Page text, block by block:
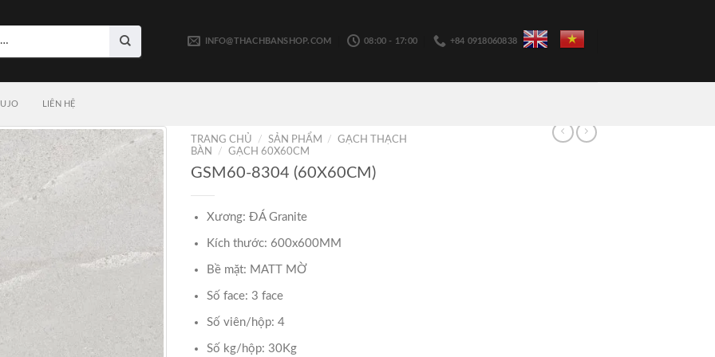
INFO@THACHBANSHOP.COM 08:00 - 17:00 +84 0918060838
LUJO LIÊN HỆ
TRANG CHỦ / SẢN PHẨM /
GẠCH THẠCH
BÀN
/ GẠCH 60X60CM
GSM60-8304 (60X60CM)
Xương: ĐÁ Granite
Kích thước: 600x600MM
Bề mặt: MATT MỜ
Số face: 3 face
Số viên/hộp: 4
Số kg/hộp: 30Kg